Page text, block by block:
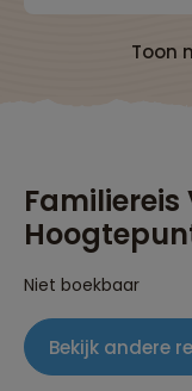
Toon
Niet boekbaar
Bekijk andere